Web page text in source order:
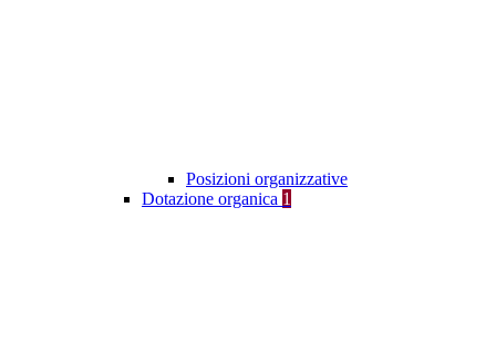
Posizioni organizzative
Dotazione organica 1